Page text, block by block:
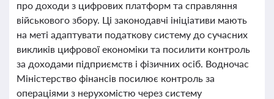
про доходи з цифрових платформ та справляння
військового збору. Ці законодавчі ініціативи мають
на меті адаптувати податкову систему до сучасних
викликів цифрової економіки та посилити контроль
за доходами підприємств і фізичних осіб. Водночас
Міністерство фінансів посилює контроль за
операціями з нерухомістю через систему